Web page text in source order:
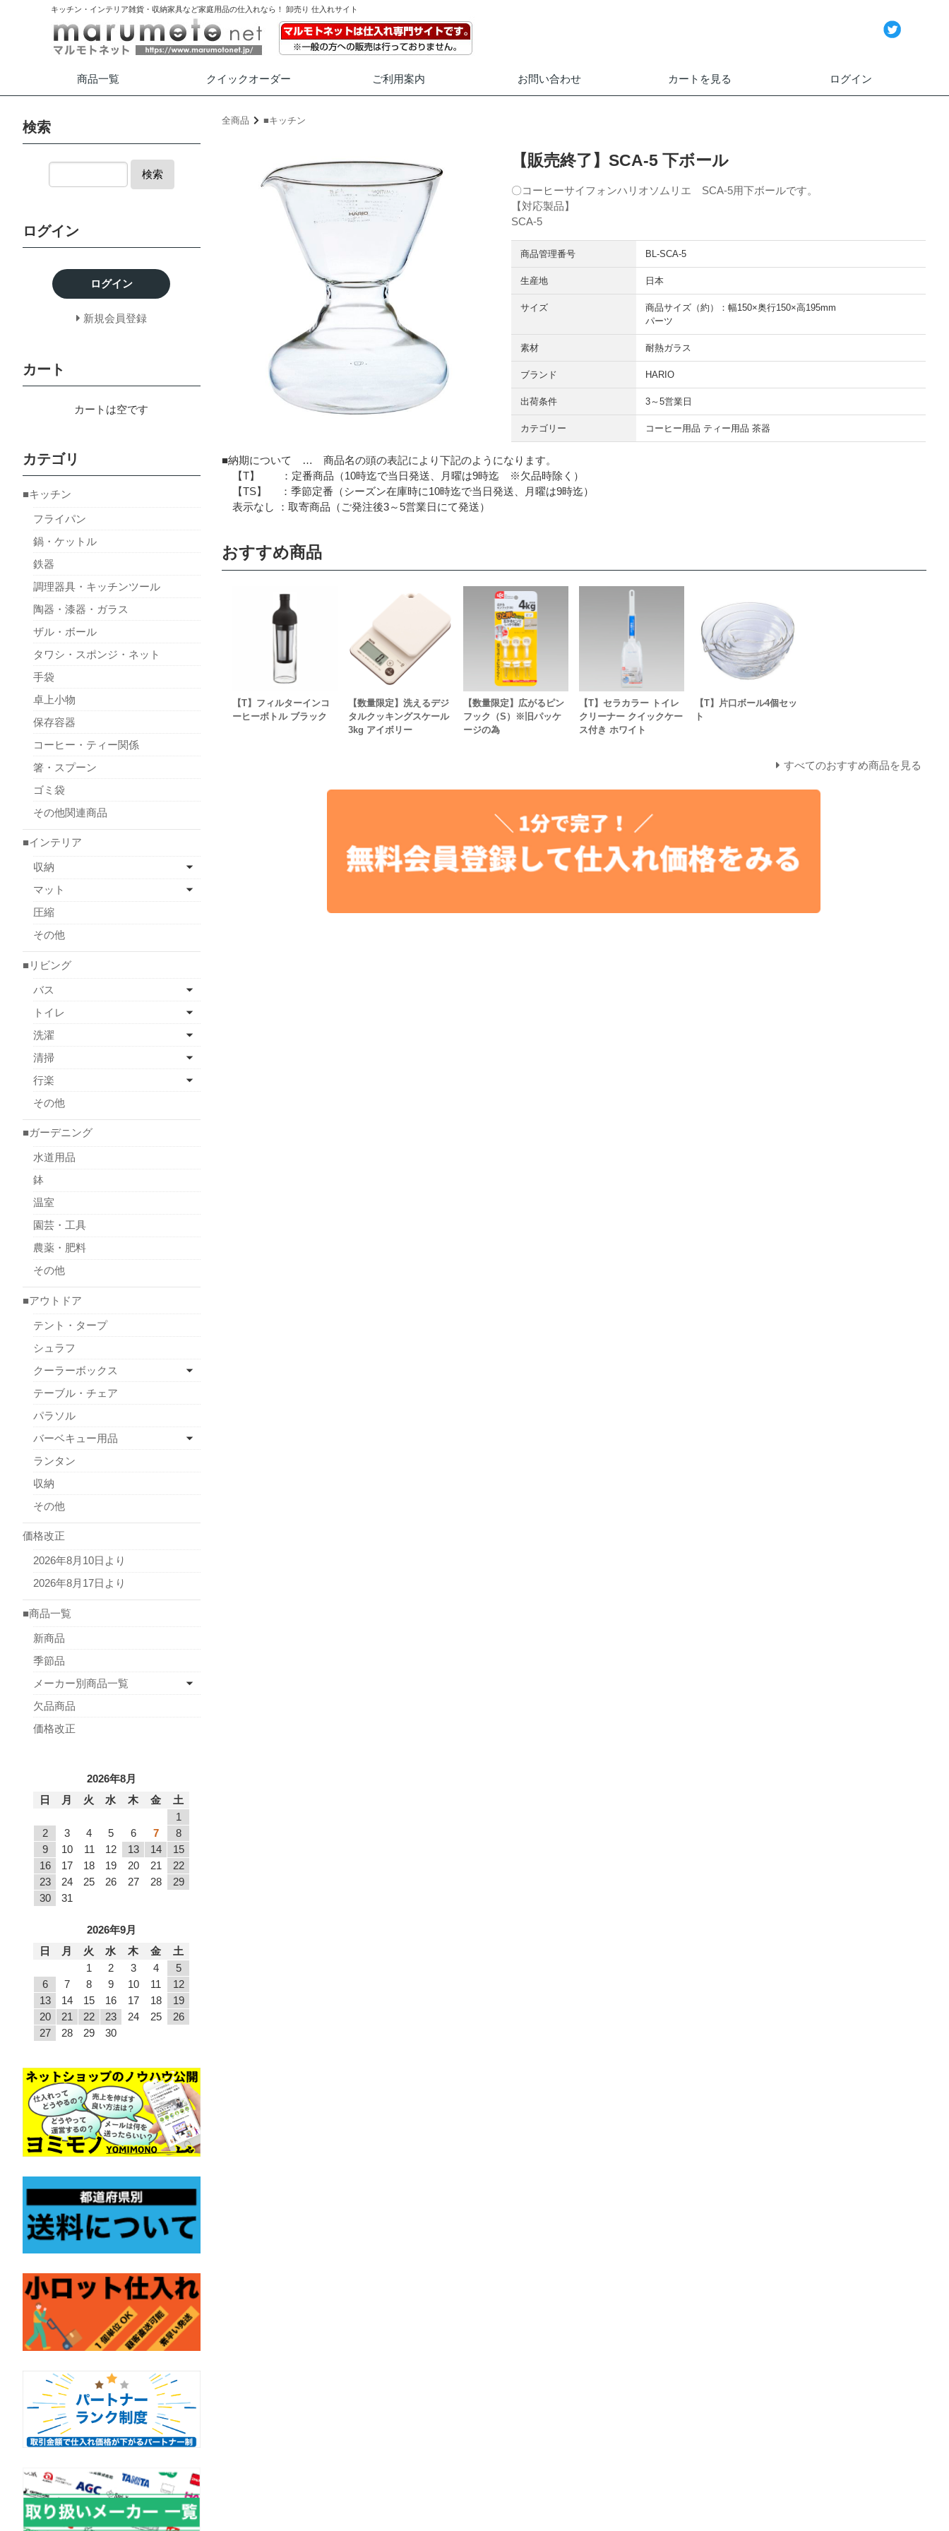
キッチン・インテリア雑貨・収納家具など家庭用品の仕入れなら！ 卸売り 仕入れサイト
商品一覧 クイックオーダー ご利用案内 お問い合わせ カートを見る ログイン
全商品 ■キッチン
【販売終了】SCA-5 下ボール
〇コーヒーサイフォンハリオソムリエ SCA-5用下ボールです。
【対応製品】
SCA-5
商品管理番号 BL-SCA-5
生産地 日本
サイズ
商品サイズ（約）：幅150×奥行150×高195mm
パーツ
素材 耐熱ガラス
ブランド HARIO
出荷条件 3～5営業日
カテゴリー コーヒー用品 ティー用品 茶器
■納期について … 商品名の頭の表記により下記のようになります。
【T】 ：定番商品（10時迄で当日発送、月曜は9時迄 ※欠品時除く）
【TS】 ：季節定番（シーズン在庫時に10時迄で当日発送、月曜は9時迄）
表示なし ：取寄商品（ご発注後3～5営業日にて発送）
おすすめ商品
【T】フィルターインコ
ーヒーボトル ブラック
【数量限定】洗えるデジ
タルクッキングスケール
3kg アイボリー
【数量限定】広がるピン
フック（S）※旧パッケ
ージの為
【T】セラカラー トイレ
クリーナー クイックケー
ス付き ホワイト
【T】片口ボール4個セッ
ト
すべてのおすすめ商品を見る
検索
検索
ログイン
ログイン
新規会員登録
カート
カートは空です
カテゴリ
■キッチン
フライパン
鍋・ケットル
鉄器
調理器具・キッチンツール
陶器・漆器・ガラス
ザル・ボール
タワシ・スポンジ・ネット
手袋
卓上小物
保存容器
コーヒー・ティー関係
箸・スプーン
ゴミ袋
その他関連商品
■インテリア
収納
マット
圧縮
その他
■リビング
バス
トイレ
洗濯
清掃
行楽
その他
■ガーデニング
水道用品
鉢
温室
園芸・工具
農薬・肥料
その他
■アウトドア
テント・タープ
シュラフ
クーラーボックス
テーブル・チェア
パラソル
バーベキュー用品
ランタン
収納
その他
価格改正
2026年8月10日より
2026年8月17日より
■商品一覧
新商品
季節品
メーカー別商品一覧
欠品商品
価格改正
2026年8月
日
月 火 水 木 金
土
1
2
3 4 5 6 7
8
9
10 11 12 13 14
15
16
17 18 19 20 21
22
23
24 25 26 27 28
29
30
31
2026年9月
日
月 火 水 木 金
土
1
2 3 4
5
6
7 8 9 10 11
12
13
14 15 16 17 18
19
20
21 22 23 24 25
26
27
28 29 30